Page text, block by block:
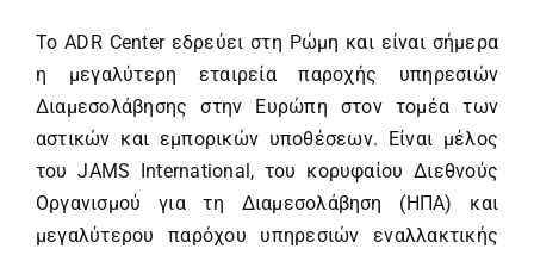
Το ADR Center εδρεύει στη Ρώμη και είναι σήμερα
η μεγαλύτερη εταιρεία παροχής υπηρεσιών
Διαμεσολάβησης στην Ευρώπη στον τομέα των
αστικών και εμπορικών υποθέσεων. Είναι μέλος
του JAMS International, του κορυφαίου Διεθνούς
Οργανισμού για τη Διαμεσολάβηση (ΗΠΑ) και
μεγαλύτερου παρόχου υπηρεσιών εναλλακτικής